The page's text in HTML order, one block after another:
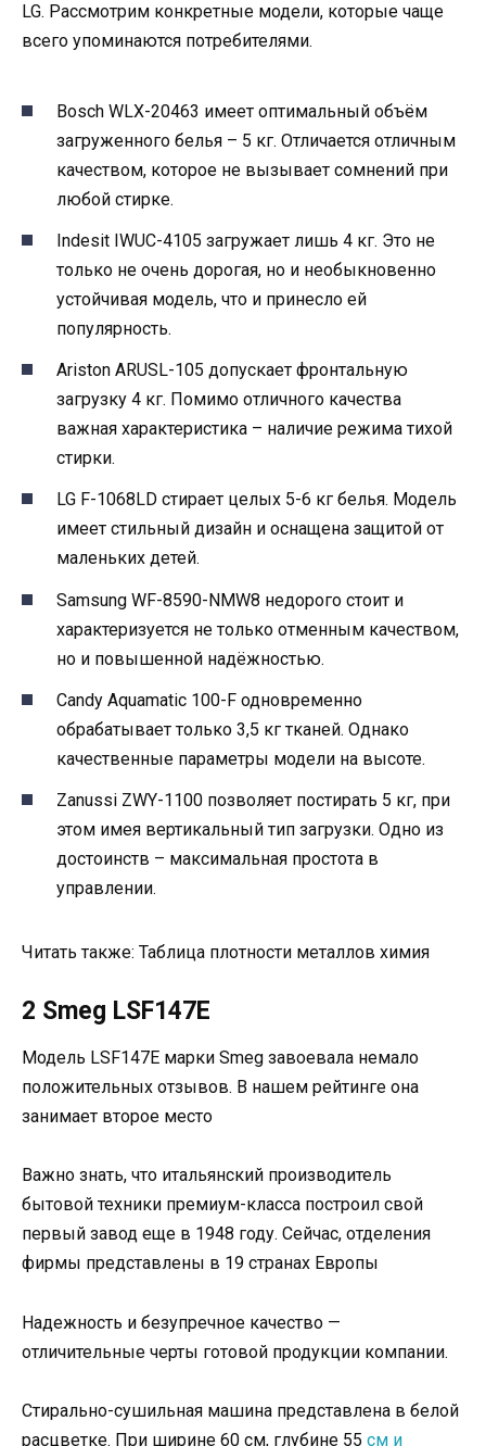
LG. Рассмотрим конкретные модели, которые чаще
всего упоминаются потребителями.
Bosch WLX-20463 имеет оптимальный объём
загруженного белья – 5 кг. Отличается отличным
качеством, которое не вызывает сомнений при
любой стирке.
Indesit IWUC-4105 загружает лишь 4 кг. Это не
только не очень дорогая, но и необыкновенно
устойчивая модель, что и принесло ей
популярность.
Ariston ARUSL-105 допускает фронтальную
загрузку 4 кг. Помимо отличного качества
важная характеристика – наличие режима тихой
стирки.
LG F-1068LD стирает целых 5-6 кг белья. Модель
имеет стильный дизайн и оснащена защитой от
маленьких детей.
Samsung WF-8590-NMW8 недорого стоит и
характеризуется не только отменным качеством,
но и повышенной надёжностью.
Candy Aquamatic 100-F одновременно
обрабатывает только 3,5 кг тканей. Однако
качественные параметры модели на высоте.
Zanussi ZWY-1100 позволяет постирать 5 кг, при
этом имея вертикальный тип загрузки. Одно из
достоинств – максимальная простота в
управлении.
Читать также: Таблица плотности металлов химия
2 Smeg LSF147E
Модель LSF147E марки Smeg завоевала немало
положительных отзывов. В нашем рейтинге она
занимает второе место
Важно знать, что итальянский производитель
бытовой техники премиум-класса построил свой
первый завод еще в 1948 году. Сейчас, отделения
фирмы представлены в 19 странах Европы
Надежность и безупречное качество —
отличительные черты готовой продукции компании.
Стирально-сушильная машина представлена в белой
расцветке. При ширине 60 см, глубине 55 см и